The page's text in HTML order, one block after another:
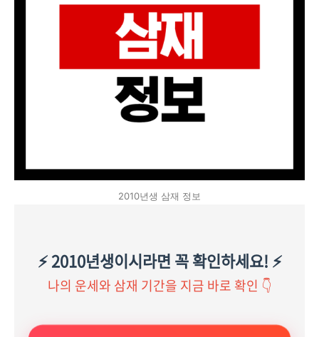
2010년생 삼재 정보
⚡ 2010년생이시라면 꼭 확인하세요! ⚡
나의 운세와 삼재 기간을 지금 바로 확인 👇